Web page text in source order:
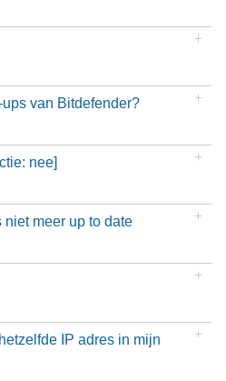
van Bitdefender?
nee]
meer up to date
IP adres in mijn